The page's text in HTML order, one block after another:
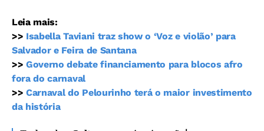
Leia mais:
>> Isabella Taviani traz show o ‘Voz e violão’ para
Salvador e Feira de Santana
>>Governo debate financiamento para blocos afro
fora do carnaval
>>Carnaval do Pelourinho terá o maior investimento
da história